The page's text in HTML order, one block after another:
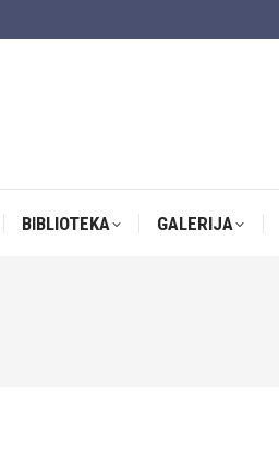
BIBLIOTEKA GALERIJA
BIBLIOTEKA GALERIJA